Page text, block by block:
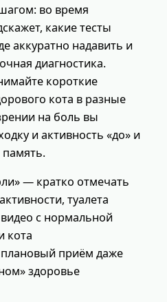
во время
какие тесты
аккуратно надавить и
диагностика.
короткие
кота в разные
на боль вы
и активность «до» и
память.
— кратко отмечать
туалета
с нормальной
кота
плановый приём даже
здоровье